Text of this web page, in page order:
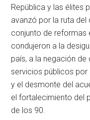
República y las élites
avanzó por la ruta del
conjunto de reformas
condujeron a la
país, a la negación
servicios públicos por
y el desmonte del
el fortalecimiento del
de los 90.